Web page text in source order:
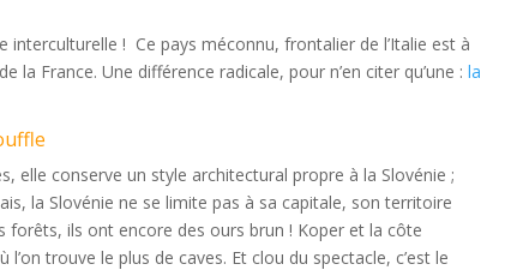
interculturelle ! Ce pays méconnu, frontalier de l’Italie est à
la France. Une différence radicale, pour n’en citer qu’une :la
elle conserve un style architectural propre à la Slovénie ;
la Slovénie ne se limite pas à sa capitale, son territoire
ils ont encore des ours brun ! Koper et la côte
trouve le plus de caves. Et clou du spectacle, c’est le